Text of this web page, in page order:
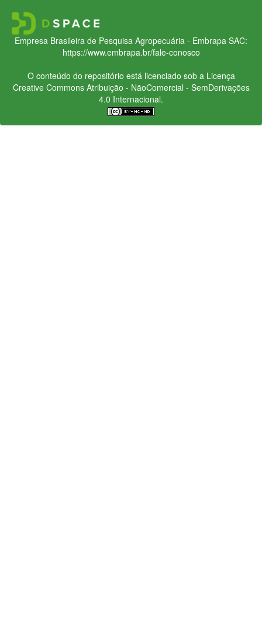
Empresa Brasileira de Pesquisa Agropecuária - Embrapa SAC:
https://www.embrapa.br/fale-conosco
O conteúdo do repositório está licenciado sob a Licença
Creative CommonsAtribuição - NãoComercial - SemDerivações
4.0 Internacional.